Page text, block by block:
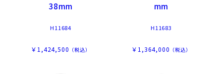
38mm
H11684
￥1,424,500 （税込）
mm
H11683
￥1,364,000 （税込）